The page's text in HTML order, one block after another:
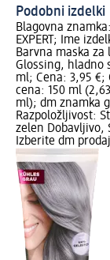
Podobni izdelki
Blagovna
EXPERT; Ime
Barvna maska za
Glossing, hladno
ml; Cena: 3,95 €;
cena: 150 ml
ml); dm znamka
Razpoložljivost:
zelen Dobavljivo,
Izberite dm